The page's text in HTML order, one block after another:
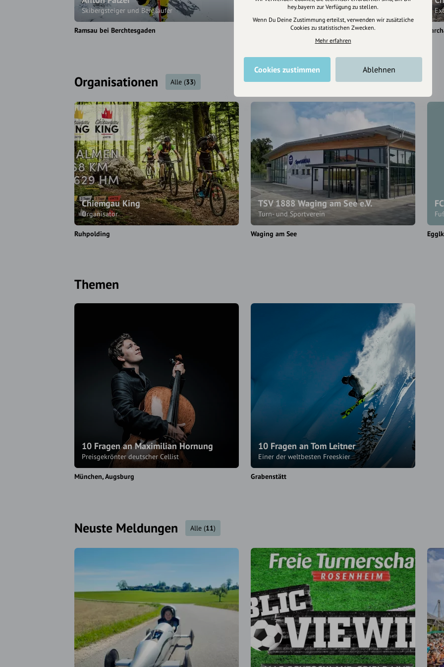
Skibergsteiger und Bergläufer
Ramsau bei Berchtesgaden
Fußballprofi
Kolbermoor
Organisationen Alle (33)
Chiemgau King
Organisator
Ruhpolding
TSV 1888 Waging am See e.V.
Turn- und Sportverein
Waging am See
Themen
10 Fragen an Maximilian Hornung
Preisgekrönter deutscher Cellist
München Augsburg
10 Fragen an Tom Leitner
Einer der weltbesten Freeskier
Grabenstätt
Neuste Meldungen Alle (11)
hey.bayern zur Verfügung zu stellen.
Wenn Du Deine Zustimmung erteilst, verwenden wir zusätzliche
Cookies zu statistischen Zwecken.
Mehr erfahren
Cookies zustimmen Ablehnen